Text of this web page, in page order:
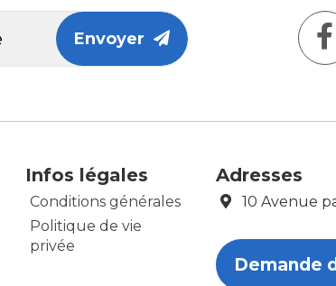
Envoyer
Infos légales
Conditions générales
Politique de vie
privée
Adresses
10 Avenue
Demande